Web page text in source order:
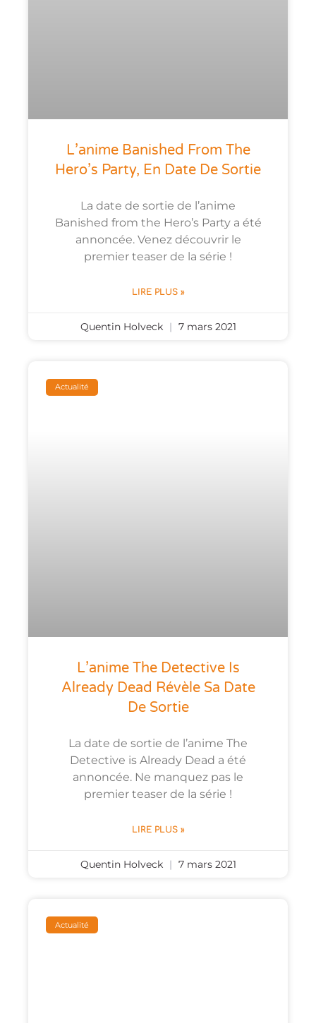
L’anime Banished From The
Hero’s Party, En Date De Sortie
La date de sortie de l’anime
Banished from the Hero’s Party a été
annoncée. Venez découvrir le
premier teaser de la série !
LIRE PLUS »
Quentin Holveck 7 mars 2021
Actualité
L’anime The Detective Is
Already Dead Révèle Sa Date
De Sortie
La date de sortie de l’anime The
Detective is Already Dead a été
annoncée. Ne manquez pas le
premier teaser de la série !
LIRE PLUS »
Quentin Holveck 7 mars 2021
Actualité